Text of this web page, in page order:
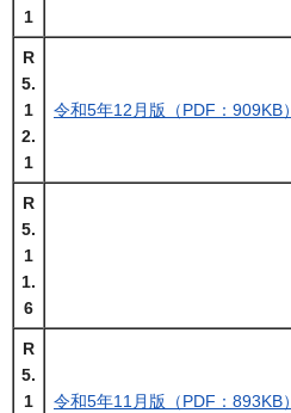
1
R
5.
1
2.
1
令和5年12月版（PDF：909KB）
R
5.
1
1.
6
R
5.
1
令和5年11月版（PDF：893KB）